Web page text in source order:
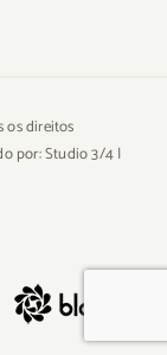
os direitos
por:Studio 3/4|